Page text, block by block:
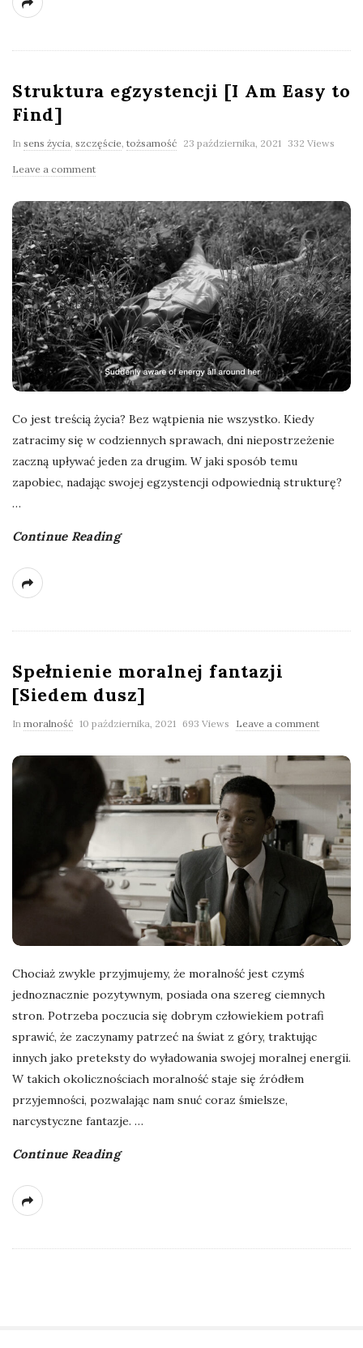
Struktura egzystencji [I Am Easy to
Find]
In sens życia, szczęście, tożsamość 23 października, 2021 332 Views
Leave a comment
Co jest treścią życia? Bez wątpienia nie wszystko. Kiedy
zatracimy się w codziennych sprawach, dni niepostrzeżenie
zaczną upływać jeden za drugim. W jaki sposób temu
zapobiec, nadając swojej egzystencji odpowiednią strukturę?
…
Continue Reading
Spełnienie moralnej fantazji
[Siedem dusz]
In moralność 10 października, 2021 693 Views Leave a comment
Chociaż zwykle przyjmujemy, że moralność jest czymś
jednoznacznie pozytywnym, posiada ona szereg ciemnych
stron. Potrzeba poczucia się dobrym człowiekiem potrafi
sprawić, że zaczynamy patrzeć na świat z góry, traktując
innych jako preteksty do wyładowania swojej moralnej energii.
W takich okolicznościach moralność staje się źródłem
przyjemności, pozwalając nam snuć coraz śmielsze,
narcystyczne fantazje. …
Continue Reading